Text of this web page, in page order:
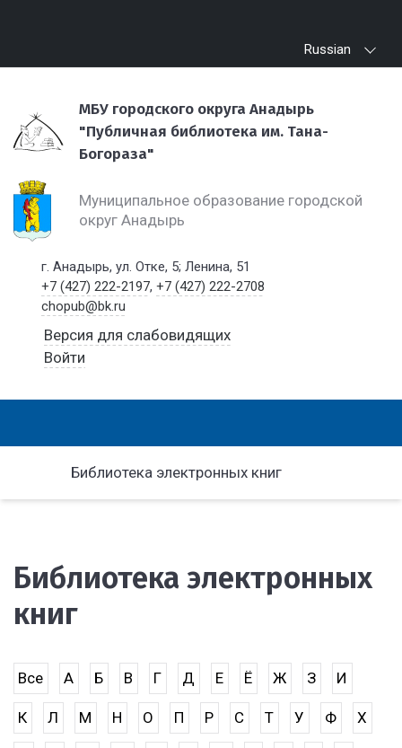
Russian
МБУ городского округа Анадырь
"Публичная библиотека им. Тана-
Богораза"
Муниципальное образование городской
округ Анадырь
г. Анадырь, ул. Отке, 5; Ленина, 51
+7 (427) 222-2197,+7 (427) 222-2708
chopub@bk.ru
Версия для слабовидящих
Войти
Библиотека электронных книг
Библиотека электронных
книг
Все А Б В Г Д Е Ё Ж З И
К Л М Н О П Р С Т У Ф Х